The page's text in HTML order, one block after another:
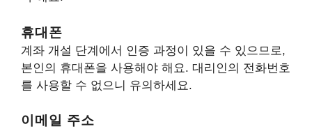
휴대폰
계좌 개설 단계에서 인증 과정이 있을 수 있으므로,
본인의 휴대폰을 사용해야 해요. 대리인의 전화번호
를 사용할 수 없으니 유의하세요.
이메일 주소